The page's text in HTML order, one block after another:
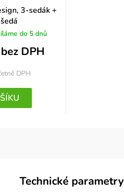
3-sedák +
do 5 dnů
DPH
DPH
Technické parametry